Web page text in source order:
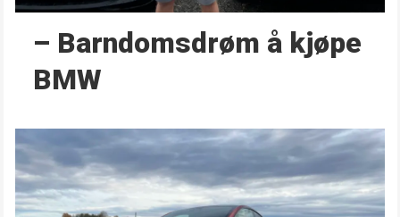
– Barndoms­drøm å kjøpe
BMW